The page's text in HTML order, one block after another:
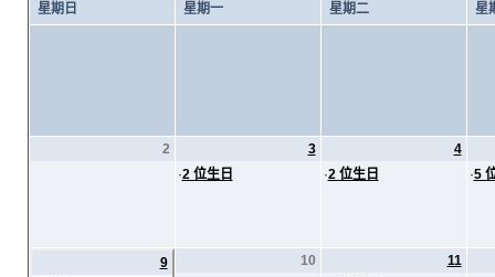
星期日 星期一 星期二 星
2
3
·2 位生日
4
·2 位生日 ·5
9
10
11